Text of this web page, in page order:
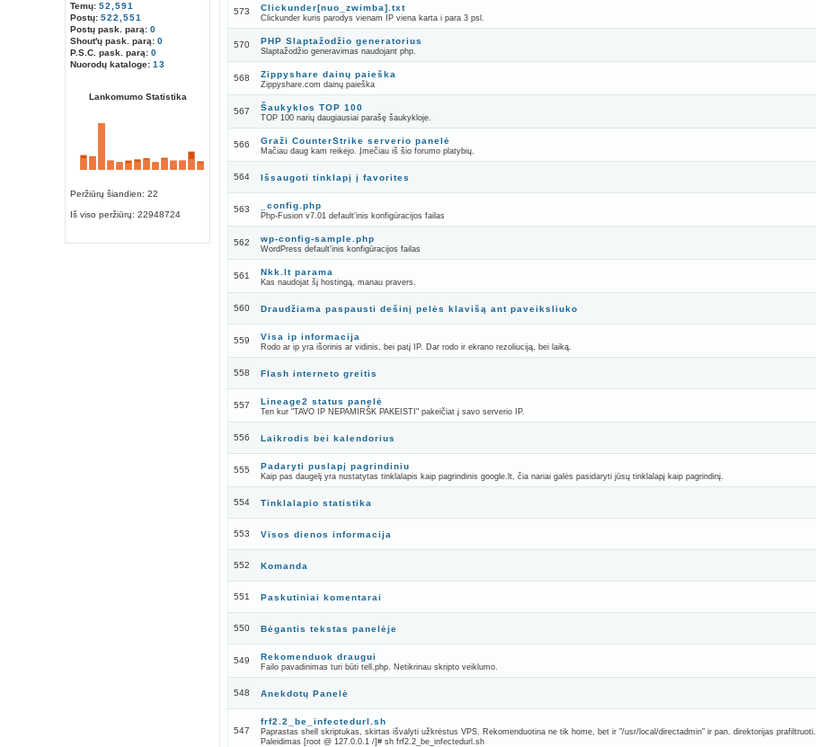
Temų: 52,591
Postų: 522,551
Postų pask. parą: 0
Shout'ų pask. parą: 0
P.S.C. pask. parą: 0
Nuorodų kataloge: 13
Lankomumo Statistika
Peržiūrų šiandien: 22
Iš viso peržiūrų: 22948724
573 Clickunder[nuo_zwimba].txt
Clickunder kuris parodys vienam IP viena karta i para 3 psl.
570 PHP Slaptažodžio generatorius
Slaptažodžio generavimas naudojant php.
568 Zippyshare dainų paieška
Zippyshare.com dainų paieška
567 Šaukyklos TOP 100
TOP 100 narių daugiausiai parašę šaukykloje.
566 Graži CounterStrike serverio panelė
Mačiau daug kam reikėjo. Įmečiau iš šio forumo platybių.
564 Išsaugoti tinklapį į favorites
563 _config.php
Php-Fusion v7.01 default'inis konfigūracijos failas
562 wp-config-sample.php
WordPress default'inis konfigūracijos failas
561 Nkk.lt parama
Kas naudojat šį hostingą, manau pravers.
560 Draudžiama paspausti dešinį pelės klavišą ant paveiksliuko
559 Visa ip informacija
Rodo ar ip yra išorinis ar vidinis, bei patį IP. Dar rodo ir ekrano rezoliuciją, bei laiką.
558 Flash interneto greitis
557 Lineage2 status panelė
Ten kur "TAVO IP NEPAMIRŠK PAKEISTI" pakeičiat į savo serverio IP.
556 Laikrodis bei kalendorius
555 Padaryti puslapį pagrindiniu
Kaip pas daugelį yra nustatytas tinklalapis kaip pagrindinis google.lt, čia nariai galės pasidaryti jūsų tinklalapį kaip pagrindinį.
554 Tinklalapio statistika
553 Visos dienos informacija
552 Komanda
551 Paskutiniai komentarai
550 Bėgantis tekstas panelėje
549 Rekomenduok draugui
Failo pavadinimas turi būti tell.php. Netikrinau skripto veiklumo.
548 Anekdotų Panelė
547
frf2.2_be_infectedurl.sh
Paprastas shell skriptukas, skirtas išvalyti užkrėstus VPS. Rekomenduotina ne tik home, bet ir "/usr/local/directadmin" ir pan. direktorijas prafiltruoti.
Paleidimas [root @ 127.0.0.1 /]# sh frf2.2_be_infectedurl.sh